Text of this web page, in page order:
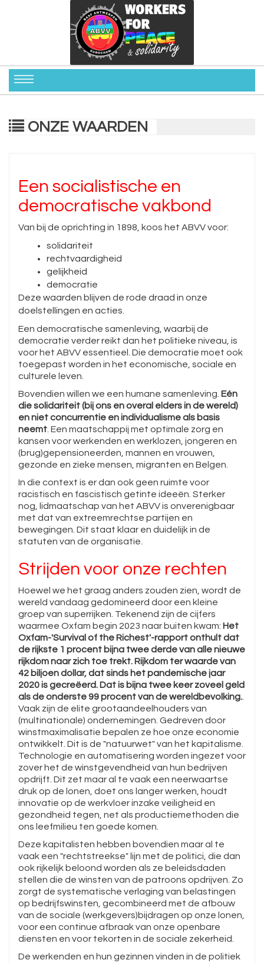
ONZE WAARDEN
Een socialistische en
democratische vakbond
Van bij de oprichting in 1898, koos het ABVV voor:
solidariteit
rechtvaardigheid
gelijkheid
democratie
Deze waarden blijven de rode draad in onze
doelstellingen en acties.
Een democratische samenleving, waarbij de
democratie verder reikt dan het politieke niveau, is
voor het ABVV essentieel. Die democratie moet ook
toegepast worden in het economische, sociale en
culturele leven.
Bovendien willen we een humane samenleving. Eén
die solidariteit (bij ons en overal elders in de wereld)
en niet concurrentie en individualisme als basis
neemt . Een maatschappij met optimale zorg en
kansen voor werkenden en werklozen, jongeren en
(brug)gepensioneerden, mannen en vrouwen,
gezonde en zieke mensen, migranten en Belgen.
In die context is er dan ook geen ruimte voor
racistisch en fascistisch getinte ideeën. Sterker
nog, lidmaatschap van het ABVV is onverenigbaar
met dat van extreemrechtse partijen en
bewegingen. Dit staat klaar en duidelijk in de
statuten van de organisatie.
Strijden voor onze rechten
Hoewel we het graag anders zouden zien, wordt de
wereld vandaag gedomineerd door een kleine
groep van superrijken. Tekenend zijn de cijfers
waarmee Oxfam begin 2023 naar buiten kwam: Het
Oxfam-'Survival of the Richest'-rapport onthult dat
de rijkste 1 procent bijna twee derde van alle nieuwe
rijkdom naar zich toe trekt. Rijkdom ter waarde van
42 biljoen dollar, dat sinds het pandemische jaar
2020 is gecreëerd. Dat is bijna twee keer zoveel geld
als de onderste 99 procent van de wereldbevolking.
Vaak zijn de elite grootaandeelhouders van
(multinationale) ondernemingen. Gedreven door
winstmaximalisatie bepalen ze hoe onze economie
ontwikkelt. Dit is de "natuurwet" van het kapitalisme.
Technologie en automatisering worden ingezet voor
zover het de winstgevendheid van hun bedrijven
opdrijft. Dit zet maar al te vaak een neerwaartse
druk op de lonen, doet ons langer werken, houdt
innovatie op de werkvloer inzake veiligheid en
gezondheid tegen, net als productiemethoden die
ons leefmilieu ten goede komen.
Deze kapitalisten hebben bovendien maar al te
vaak een "rechtstreekse" lijn met de politici, die dan
ook rijkelijk beloond worden als ze beleidsdaden
stellen die de winsten van de patroons opdrijven. Zo
zorgt de systematische verlaging van belastingen
op bedrijfswinsten, gecombineerd met de afbouw
van de sociale (werkgevers)bijdragen op onze lonen,
voor een continue afbraak van onze openbare
diensten en voor tekorten in de sociale zekerheid.
De werkenden en hun gezinnen vinden in de politiek